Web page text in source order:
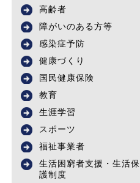
高齢者
障がいのある方等
感染症予防
健康づくり
国民健康保険
教育
生涯学習
スポーツ
福祉事業者
生活困窮者支援・生活保
護制度